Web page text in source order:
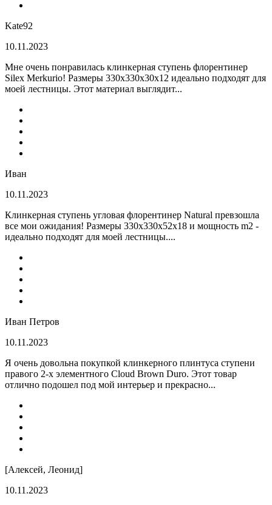
Kate92
10.11.2023
Мне очень понравилась клинкерная ступень флорентинер
Silex Merkurio! Размеры 330х330х30х12 идеально подходят для
моей лестницы. Этот материал выглядит...
Иван
10.11.2023
Клинкерная ступень угловая флорентинер Natural превзошла
все мои ожидания! Размеры 330х330х52х18 и мощность m2 -
идеально подходят для моей лестницы....
Иван Петров
10.11.2023
Я очень довольна покупкой клинкерного плинтуса ступени
правого 2-х элементного Cloud Brown Duro. Этот товар
отлично подошел под мой интерьер и прекрасно...
[Алексей, Леонид]
10.11.2023